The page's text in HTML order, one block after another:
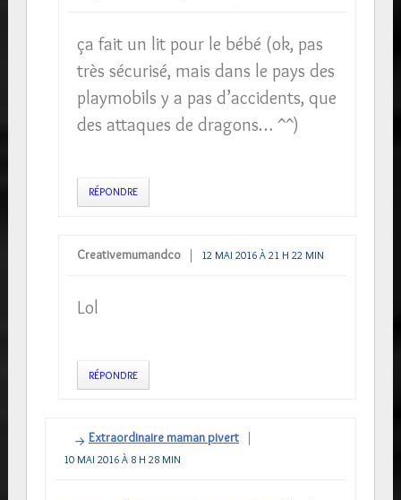
ça fait un lit pour le bébé (ok, pas
très sécurisé, mais dans le pays des
playmobils y a pas d’accidents, que
des attaques de dragons… ^^)
RÉPONDRE
Creativemumandco 12 MAI 2016 À 21 H 22 MIN
Lol
RÉPONDRE
Extraordinaire maman pivert
10 MAI 2016 À 8 H 28 MIN